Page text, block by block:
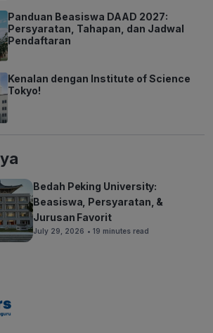
Panduan Beasiswa DAAD 2027:
Persyaratan, Tahapan, dan Jadwal
Pendaftaran
Kenalan dengan Institute of Science
Tokyo!
Bedah Peking University:
Beasiswa, Persyaratan, &
Jurusan Favorit
July 29, 2026 • 19 minutes read